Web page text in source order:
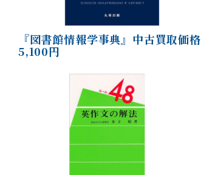
『図書館情報学事典』中古買取価格
5,100円